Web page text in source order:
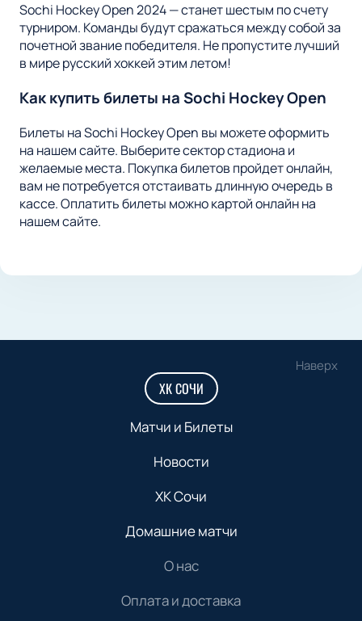
Sochi Hockey Open 2024 — станет шестым по счету
турниром. Команды будут сражаться между собой за
почетной звание победителя. Не пропустите лучший
в мире русский хоккей этим летом!
Как купить билеты на Sochi Hockey Open
Билеты на Sochi Hockey Open вы можете оформить
на нашем сайте. Выберите сектор стадиона и
желаемые места. Покупка билетов пройдет онлайн,
вам не потребуется отстаивать длинную очередь в
кассе. Оплатить билеты можно картой онлайн на
нашем сайте.
Наверх
ХК СОЧИ
Матчи и Билеты
Новости
ХК Сочи
Домашние матчи
О нас
Оплата и доставка